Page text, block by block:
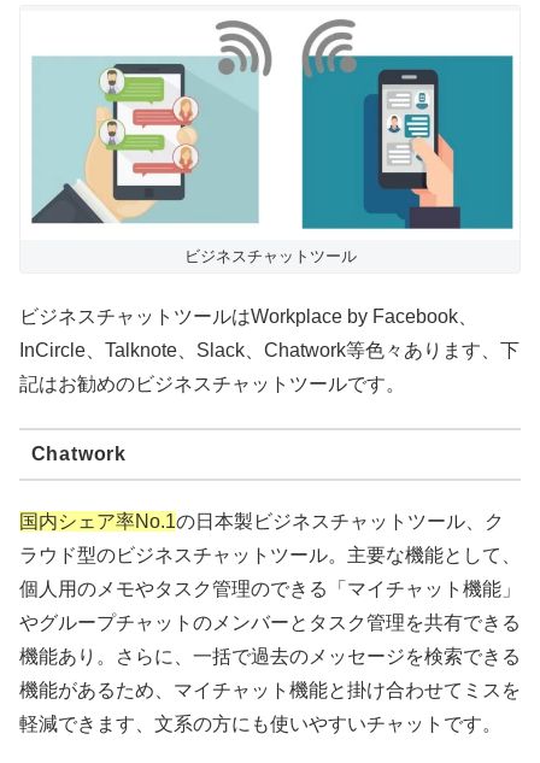
ビジネスチャットツール
ビジネスチャットツールはWorkplace by Facebook、
InCircle、Talknote、Slack、Chatwork等色々あります、下
記はお勧めのビジネスチャットツールです。
Chatwork
国内シェア率No.1の日本製ビジネスチャットツール、ク
ラウド型のビジネスチャットツール。主要な機能として、
個人用のメモやタスク管理のできる「マイチャット機能」
やグループチャットのメンバーとタスク管理を共有できる
機能あり。さらに、一括で過去のメッセージを検索できる
機能があるため、マイチャット機能と掛け合わせてミスを
軽減できます、文系の方にも使いやすいチャットです。